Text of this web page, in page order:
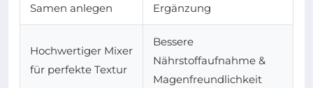
Samen anlegen
Ergänzung
Hochwertiger Mixer
für perfekte Textur
Bessere
Nährstoffaufnahme &
Magenfreundlichkeit